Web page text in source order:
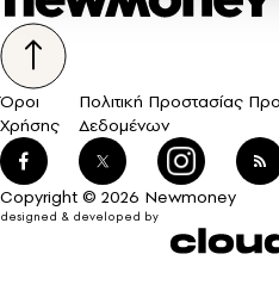
Όροι
Χρήσης
Πολιτική Προστασίας
Δεδομένων
Copyright © 2026 Newmoney
designed & developed by